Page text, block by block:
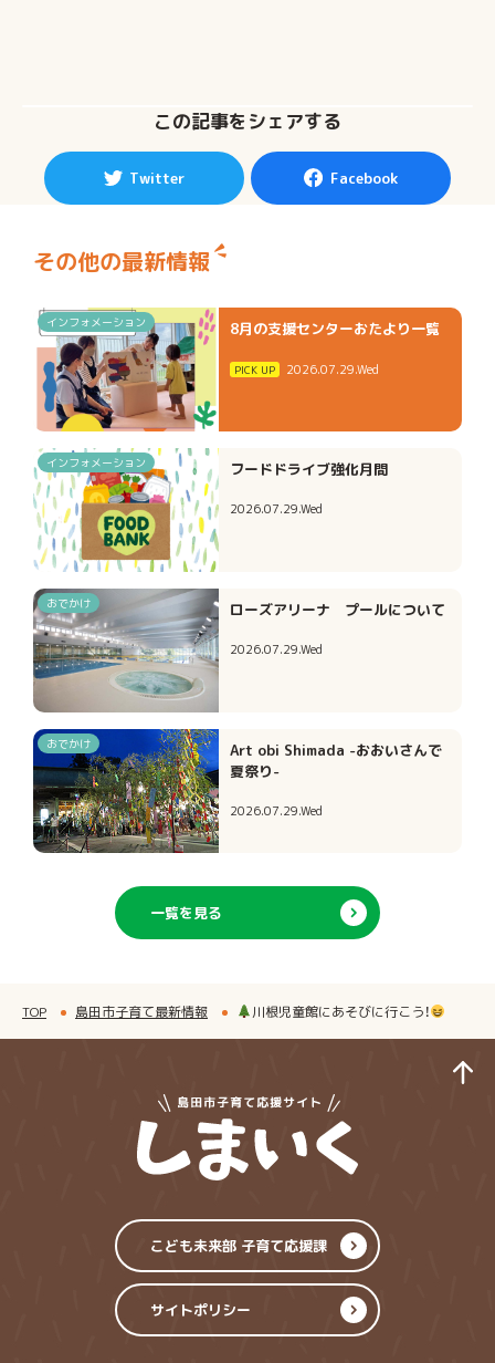
この記事をシェアする
Twitter Facebook
その他の最新情報
インフォメーション 8月の支援センターおたより一覧
2026.07.29.Wed
インフォメーション フードドライブ強化月間
2026.07.29.Wed
おでかけ ローズアリーナ プールについて
2026.07.29.Wed
おでかけ
Art obi Shimada -おおいさんで
夏祭り-
2026.07.29.Wed
一覧を見る
TOP 島田市子育て最新情報 川根児童館にあそびに行こう！
こども未来部 子育て応援課
サイトポリシー